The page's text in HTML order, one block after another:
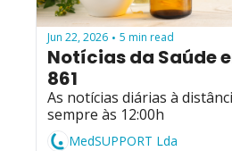
Jun 22, 2026 • 5 min read
Notícias da Saúde
861
As notícias diárias à
sempre às 12:00h
MedSUPPORT Lda